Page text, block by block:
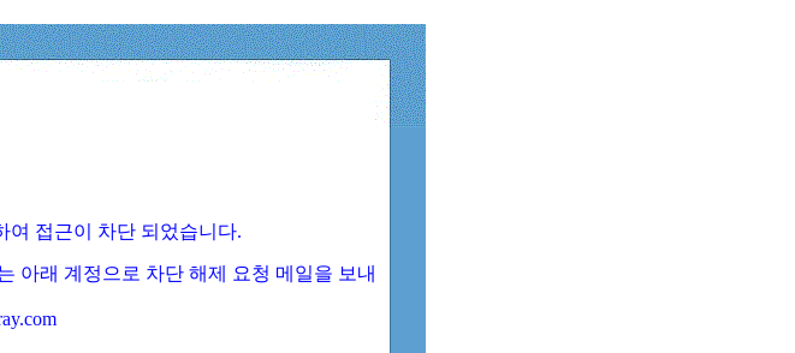
여 접근이 차단 되었습니다.
아래 계정으로 차단 해제 요청 메일을 보내